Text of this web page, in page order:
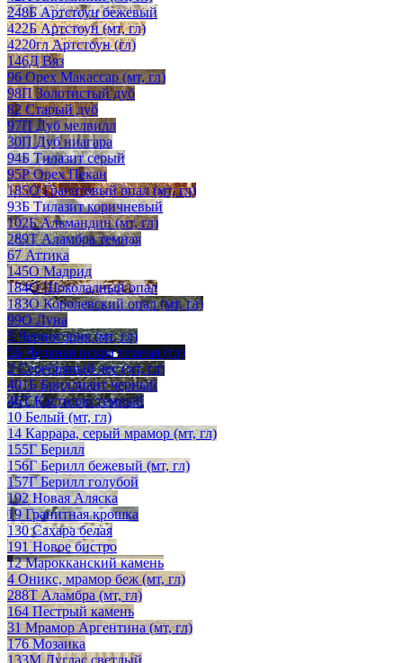
248Б Артстоун бежевый
422Б Артстоун (мт, гл)
4220гл Артстоун (гл)
146Д Вяз
96 Орех Макассар (мт, гл)
98П Золотистый дуб
82 Старый дуб
97П Дуб мелвилл
30П Дуб ниагара
94Б Тилазит серый
95Р Орех Пекан
185О Гранатовый опал (мт, гл)
93Б Тилазит коричневый
102Б Альмандин (мт, гл)
289Т Аламбра темная
67 Аттика
145О Мадрид
184О Шоколадный опал
183О Королевский опал (мт, гл)
99О Луна
5 Черногория (мт, гл)
56 Ледяная искра темная (гл)
2 Серебряный лес (мт, гл)
401Б Бриллиант черный
46Т Кастилло темный
10 Белый (мт, гл)
14 Каррара, серый мрамор (мт, гл)
155Г Берилл
156Г Берилл бежевый (мт, гл)
157Г Берилл голубой
192 Новая Аляска
19 Гранитная крошка
130 Сахара белая
191 Новое бистро
12 Марокканский камень
4 Оникс, мрамор беж (мт, гл)
288Т Аламбра (мт, гл)
164 Пестрый камень
31 Мрамор Аргентина (мт, гл)
176 Мозаика
133М Дуглас светлый